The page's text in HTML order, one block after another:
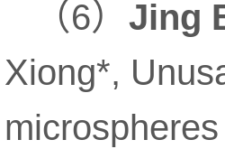
（6） Jing
Xiong*,